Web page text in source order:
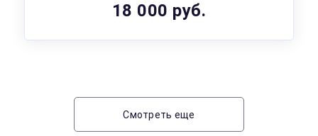
18 000 руб.
Смотреть еще